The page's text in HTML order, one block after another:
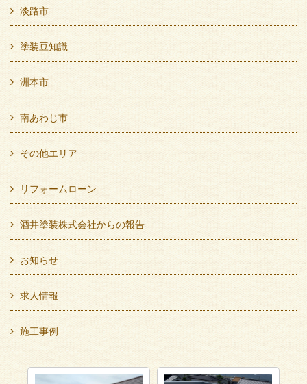
淡路市
塗装豆知識
洲本市
南あわじ市
その他エリア
リフォームローン
酒井塗装株式会社からの報告
お知らせ
求人情報
施工事例